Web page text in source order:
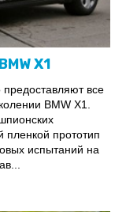
X1
все
BMW X1.
прототип
испытаний на